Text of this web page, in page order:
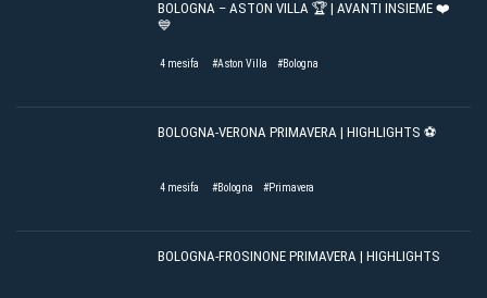
BOLOGNA – ASTON VILLA 🏆 | AVANTI INSIEME ❤️
💙
4 mesifa #Aston Villa #Bologna
BOLOGNA-VERONA PRIMAVERA | HIGHLIGHTS ⚽️
4 mesifa #Bologna #Primavera
BOLOGNA-FROSINONE PRIMAVERA | HIGHLIGHTS